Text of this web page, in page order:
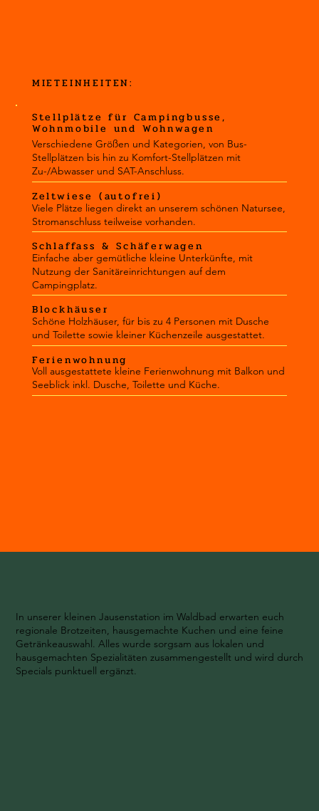
MIETEINHEITEN:
Stellplätze für Campingbusse,
Wohnmobile und Wohnwagen
Verschiedene Größen und Kategorien, von Bus-
Stellplätzen bis hin zu Komfort-Stellplätzen mit
Zu-/Abwasser und SAT-Anschluss.
Zeltwiese (autofrei)
Viele Plätze liegen direkt an unserem schönen Natursee,
Stromanschluss teilweise vorhanden.
Schlaffass & Schäferwagen
Einfache aber gemütliche kleine Unterkünfte, mit
Nutzung der Sanitäreinrichtungen auf dem
Campingplatz.
Blockhäuser
Schöne Holzhäuser, für bis zu 4 Personen mit Dusche
und Toilette sowie kleiner Küchenzeile ausgestattet.
Ferienwohnung
Voll ausgestattete kleine Ferienwohnung mit Balkon und
Seeblick inkl. Dusche, Toilette und Küche.
In unserer kleinen Jausenstation im Waldbad erwarten euch
regionale Brotzeiten, hausgemachte Kuchen und eine feine
Getränkeauswahl. Alles wurde sorgsam aus lokalen und
hausgemachten Spezialitäten zusammengestellt und wird durch
Specials punktuell ergänzt.